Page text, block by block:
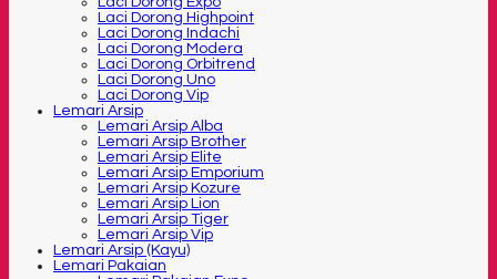
Laci Dorong Highpoint
Laci Dorong Indachi
Laci Dorong Modera
Laci Dorong Orbitrend
Laci Dorong Uno
Laci Dorong Vip
Lemari Arsip
Lemari Arsip Alba
Lemari Arsip Brother
Lemari Arsip Elite
Lemari Arsip Emporium
Lemari Arsip Kozure
Lemari Arsip Lion
Lemari Arsip Tiger
Lemari Arsip Vip
Lemari Arsip (Kayu)
Lemari Pakaian